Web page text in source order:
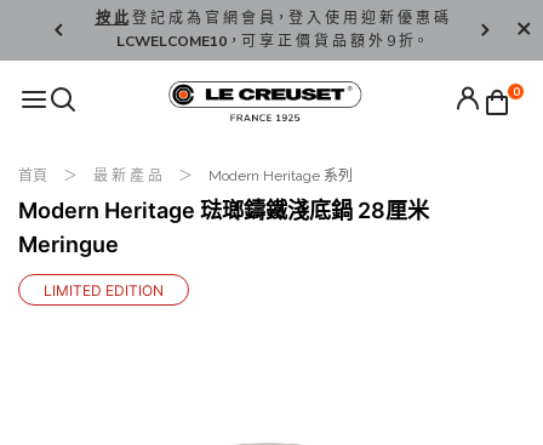
按 此登 記 成 為 官 網 會 員，登 入 使 用 迎 新 優 惠 碼
LCWELCOME10，可 享 正 價 貨 品 額 外 9 折。
香 港 / 澳
0
首頁 最 新 產 品 Modern Heritage 系列
Modern Heritage 琺瑯鑄鐵淺底鍋 28厘米
Meringue
LIMITED EDITION